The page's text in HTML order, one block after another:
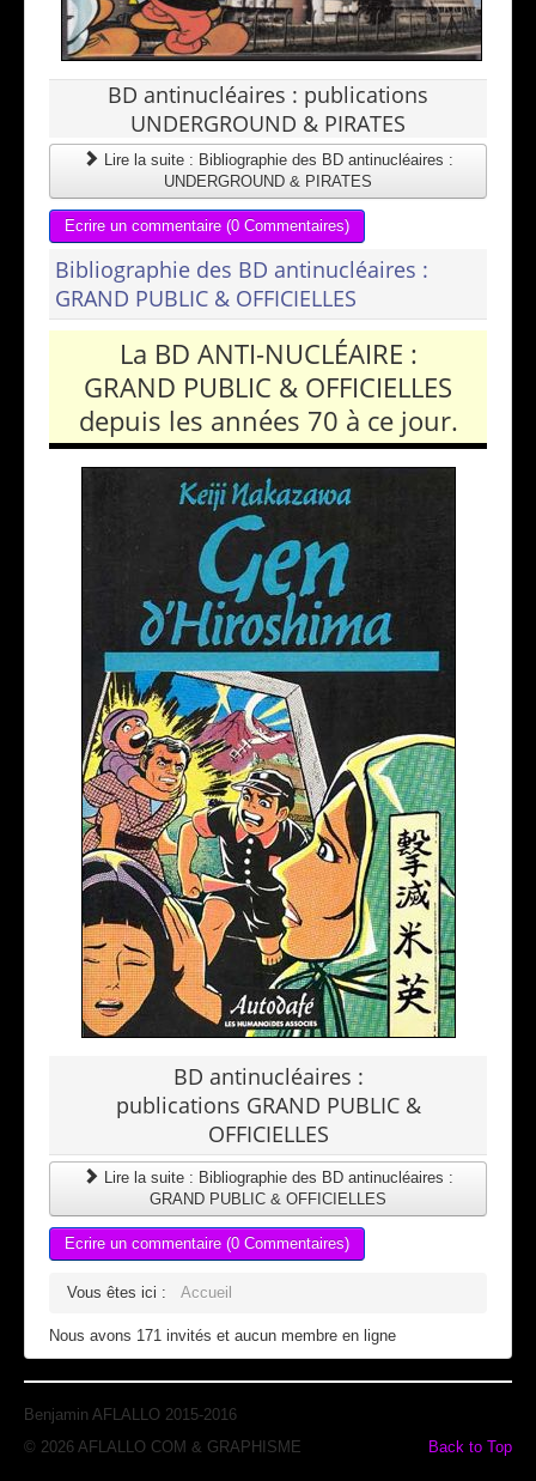
BD antinucléaires : publications
UNDERGROUND & PIRATES
Lire la suite : Bibliographie des BD antinucléaires :
UNDERGROUND & PIRATES
Ecrire un commentaire (0 Commentaires)
Bibliographie des BD antinucléaires :
GRAND PUBLIC & OFFICIELLES
La BD ANTI-NUCLÉAIRE :
GRAND PUBLIC & OFFICIELLES
depuis les années 70 à ce jour.
BD antinucléaires :
publications GRAND PUBLIC &
OFFICIELLES
Lire la suite : Bibliographie des BD antinucléaires :
GRAND PUBLIC & OFFICIELLES
Ecrire un commentaire (0 Commentaires)
Vous êtes ici : Accueil
Nous avons 171 invités et aucun membre en ligne
Benjamin AFLALLO 2015-2016
Back to Top
© 2026 AFLALLO COM & GRAPHISME